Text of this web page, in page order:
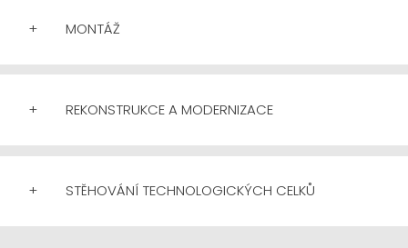
+ MONTÁŽ
+ REKONSTRUKCE A MODERNIZACE
+ STĚHOVÁNÍ TECHNOLOGICKÝCH CELKŮ